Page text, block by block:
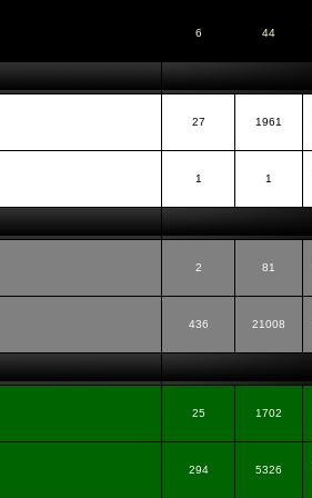
6 44
27 1961
1 1
2 81
436 21008
25 1702
294 5326